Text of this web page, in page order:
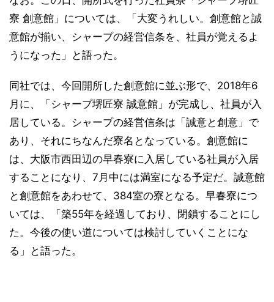
寮 創意館」については、「大変うれしい。創意館と誠
意館が揃い、シャープの経営信条を、社員が覚えるよ
うになった」と語った。
同社では、今回開所した創意館に並ぶ形で、2018年6
月に、「シャープ堺匠寮 誠意館」が完成し、社員が入
居している。シャープの経営信条は「誠意と創意」で
あり、それにちなんだ寮名となっている。創意館に
は、大阪市西田辺の早春寮に入居している社員が入居
することになり、7月中には満室になる予定だ。誠意館
と創意館をあわせて、384室の寮となる。早春寮につ
いては、「築55年を経過しており、閉鎖することにし
た。今後の使い道については検討していくことにな
る」と語った。